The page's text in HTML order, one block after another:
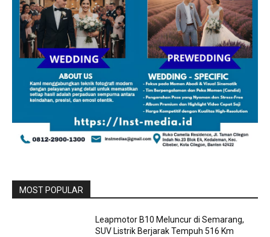
MOST POPULAR
Leapmotor B10 Meluncur di Semarang,
SUV Listrik Berjarak Tempuh 516 Km